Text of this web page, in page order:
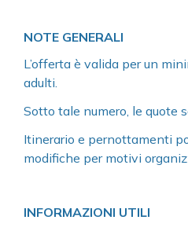
NOTE GENERALI
L’offerta è valida per un
adulti.
Sotto tale numero, le quote
Itinerario e pernottamenti
modifiche per motivi
INFORMAZIONI UTILI